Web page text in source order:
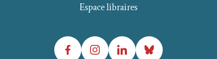
Espace libraires
FacebookInstagramLinkedInBluesky